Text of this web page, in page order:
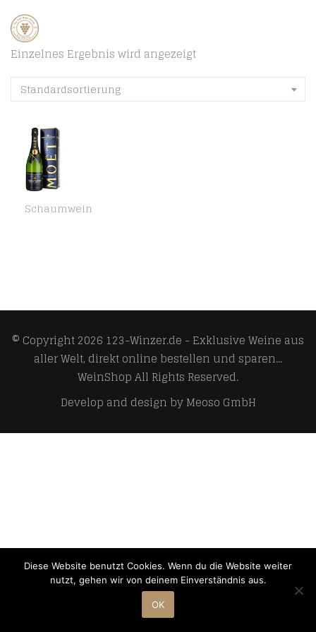
Einzelnes Ergebnis wird angezeigt
Standardsortierung
Schaumwein
© Copyright 2026 123-Winzer.de - Exklusive Weine aus
aller Welt, direkt online bestellen und sparen...
WeinShopAll Rights Reserved.
Develop and design byMeoso GmbH
Diese Website benutzt Cookies. Wenn du die Website weiter
nutzt, gehen wir von deinem Einverständnis aus.
OK